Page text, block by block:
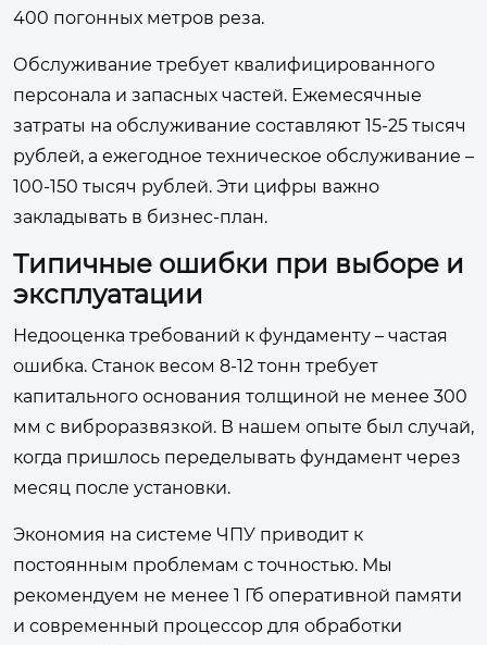
400 погонных метров реза.
Обслуживание требует квалифицированного
персонала и запасных частей. Ежемесячные
затраты на обслуживание составляют 15-25 тысяч
рублей, а ежегодное техническое обслуживание –
100-150 тысяч рублей. Эти цифры важно
закладывать в бизнес-план.
Типичные ошибки при выборе и
эксплуатации
Недооценка требований к фундаменту – частая
ошибка. Станок весом 8-12 тонн требует
капитального основания толщиной не менее 300
мм с виброразвязкой. В нашем опыте был случай,
когда пришлось переделывать фундамент через
месяц после установки.
Экономия на системе ЧПУ приводит к
постоянным проблемам с точностью. Мы
рекомендуем не менее 1 Гб оперативной памяти
и современный процессор для обработки